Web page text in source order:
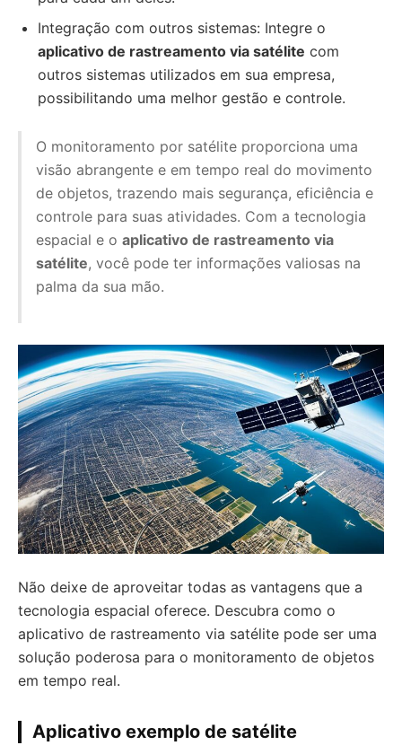
Integração com outros sistemas: Integre o
aplicativo de rastreamento via satélite com
outros sistemas utilizados em sua empresa,
possibilitando uma melhor gestão e controle.
O monitoramento por satélite proporciona uma
visão abrangente e em tempo real do movimento
de objetos, trazendo mais segurança, eficiência e
controle para suas atividades. Com a tecnologia
espacial e o aplicativo de rastreamento via
satélite, você pode ter informações valiosas na
palma da sua mão.
Não deixe de aproveitar todas as vantagens que a
tecnologia espacial oferece. Descubra como o
aplicativo de rastreamento via satélite pode ser uma
solução poderosa para o monitoramento de objetos
em tempo real.
Aplicativo exemplo de satélite